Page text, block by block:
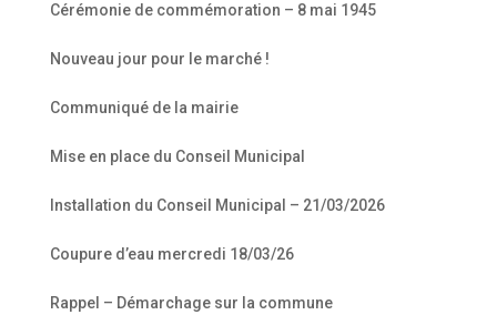
Cérémonie de commémoration – 8 mai 1945
Nouveau jour pour le marché !
Communiqué de la mairie
Mise en place du Conseil Municipal
Installation du Conseil Municipal – 21/03/2026
Coupure d’eau mercredi 18/03/26
Rappel – Démarchage sur la commune